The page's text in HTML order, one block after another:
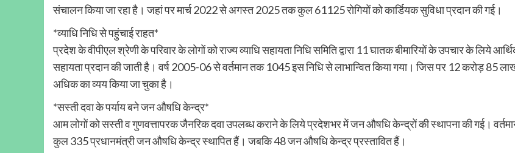
संचालन किया जा रहा है। जहां पर मार्च 2022 से अगस्त 2025 तक कुल 61125 रोगियों को कार्डियक सुविधा प्रदान की गई।
*व्याधि निधि से पहुंचाई राहत*
प्रदेश के वीपीएल श्रेणी के परिवार के लोगों को राज्य व्याधि सहायता निधि समिति द्वारा 11 घातक बीमारियों के उपचार के लिये
सहायता प्रदान की जाती है। वर्ष 2005-06 से वर्तमान तक 1045 इस निधि से लाभान्वित किया गया। जिस पर 12 करोड़ 85
अधिक का व्यय किया जा चुका है।
*सस्ती दवा के पर्याय बने जन औषधि केन्द्र*
आम लोगों को सस्ती व गुणवत्तापरक जैनरिक दवा उपलब्ध कराने के लिये प्रदेशभर में जन औषधि केन्द्रों की स्थापना की गई।
कुल 335 प्रधानमंत्री जन औषधि केन्द्र स्थापित हैं। जबकि 48 जन औषधि केन्द्र प्रस्तावित हैं।